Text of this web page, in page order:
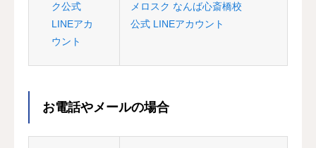
メロスク なんば心斎橋校
公式 LINEアカウント
お電話やメールの場合